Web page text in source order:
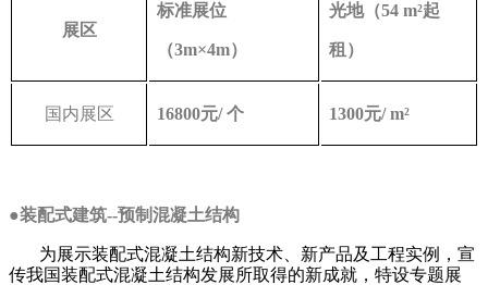
展区
标准展位
（3m×4m）
光地（54 m²起
租 ）
国内展区 16800元/个 1300元/ m²
●装配式建筑--预制混凝土结构
为展示装配式混凝土结构新技术、新产品及工程实例，宣
传我国装配式混凝土结构发展所取得的新成就，特设专题展